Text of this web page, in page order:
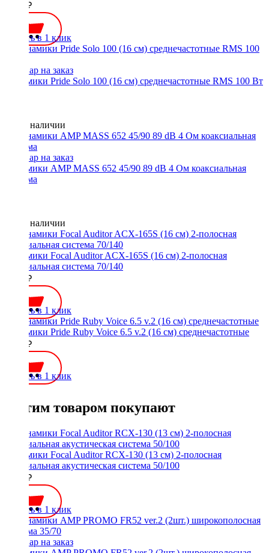
2800 ₽
Купить в 1 клик
Динамики Pride Solo 100 (16 см) среднечастотные RMS 100 Вт
Нет в наличии
Динамики AMP MASS 652 45/90 89 dB 4 Ом коаксиальная
система
Нет в наличии
Динамики Focal Auditor ACX-165S (16 см) 2-полосная
коаксиальная система 70/140
7800 ₽
Купить в 1 клик
Динамики Pride Ruby Voice 6.5 v.2 (16 см) среднечастотные
4900 ₽
Купить в 1 клик
С этим товаром покупают
Динамики Focal Auditor RCX-130 (13 см) 2-полосная
коаксиальная акустическая система 50/100
5100 ₽
Купить в 1 клик